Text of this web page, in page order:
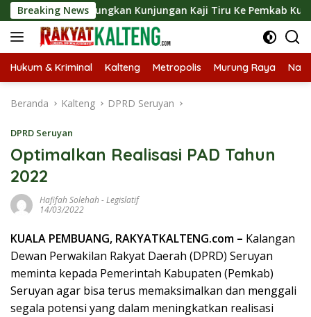
Langsung
ke
konten
Breaking News
Langsungkan Kunjungan Kaji Tiru Ke Pemkab Kulon Progo
Hukum & Kriminal Kalteng Metropolis Murung Raya
Beranda Kalteng DPRD Seruyan
DPRD Seruyan
Optimalkan Realisasi PAD Tahun
2022
Hafifah Solehah -Legislatif
14/03/2022
KUALA PEMBUANG, RAKYATKALTENG.com – Kalangan
Dewan Perwakilan Rakyat Daerah (DPRD) Seruyan
meminta kepada Pemerintah Kabupaten (Pemkab)
Seruyan agar bisa terus memaksimalkan dan menggali
segala potensi yang dalam meningkatkan realisasi